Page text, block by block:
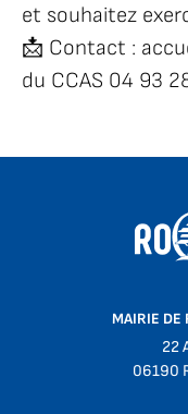
et souhaitez
📩 Contact :
du CCAS 04 93
MAIRIE DE
22
06190